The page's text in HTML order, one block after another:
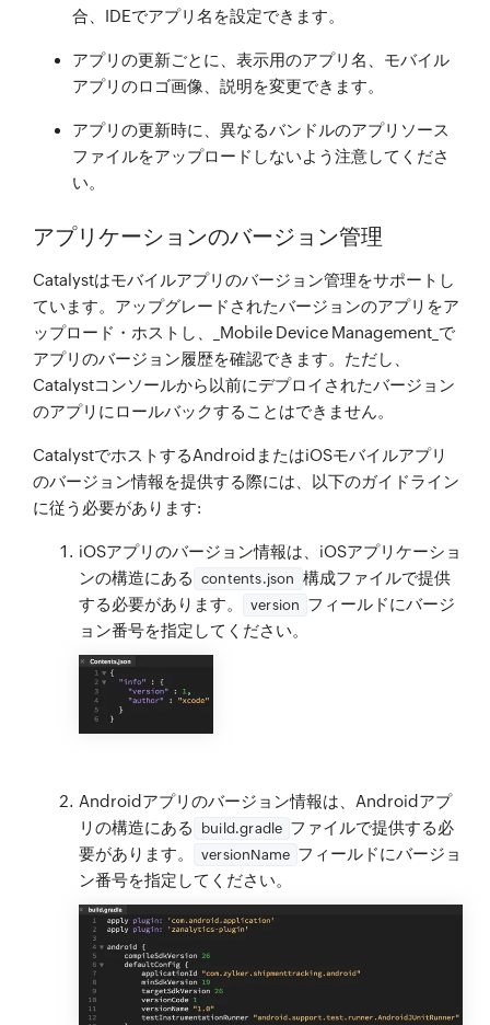
合、IDEでアプリ名を設定できます。
アプリの更新ごとに、表示用のアプリ名、モバイル
アプリのロゴ画像、説明を変更できます。
アプリの更新時に、異なるバンドルのアプリソース
ファイルをアップロードしないよう注意してくださ
い。
アプリケーションのバージョン管理
Catalystはモバイルアプリのバージョン管理をサポートし
ています。アップグレードされたバージョンのアプリをア
ップロード・ホストし、_Mobile Device Management_で
アプリのバージョン履歴を確認できます。ただし、
Catalystコンソールから以前にデプロイされたバージョン
のアプリにロールバックすることはできません。
CatalystでホストするAndroidまたはiOSモバイルアプリ
のバージョン情報を提供する際には、以下のガイドライン
に従う必要があります:
iOSアプリのバージョン情報は、iOSアプリケーショ
ンの構造にある contents.json 構成ファイルで提供
する必要があります。
version フィールドにバージ
ョン番号を指定してください。
Androidアプリのバージョン情報は、Androidアプ
リの構造にある
build.gradle ファイルで提供する必
要があります。
versionName フィールドにバージョ
ン番号を指定してください。